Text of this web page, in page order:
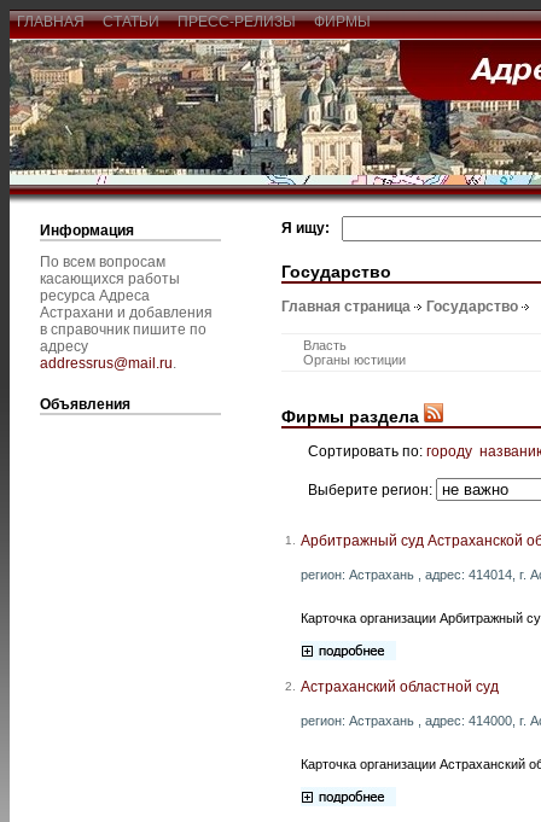
ГЛАВНАЯ СТАТЬИ ПРЕСС-РЕЛИЗЫ ФИРМЫ
Информация
По всем вопросам
касающихся работы
ресурса Адреса
Астрахани и добавления
в справочник пишите по
адресу
addressrus@mail.ru.
Объявления
Я ищу:
Государство
Главная страница Государство
Власть
Органы юстиции
Фирмы раздела
Сортировать по: городу
Выберите регион:
1. Арбитражный суд Астраханской
регион: Астрахань , адрес: 414014, г.
Карточка организации Арбитражный
2. Астраханский областной суд
регион: Астрахань , адрес: 414000, г.
Карточка организации Астраханский